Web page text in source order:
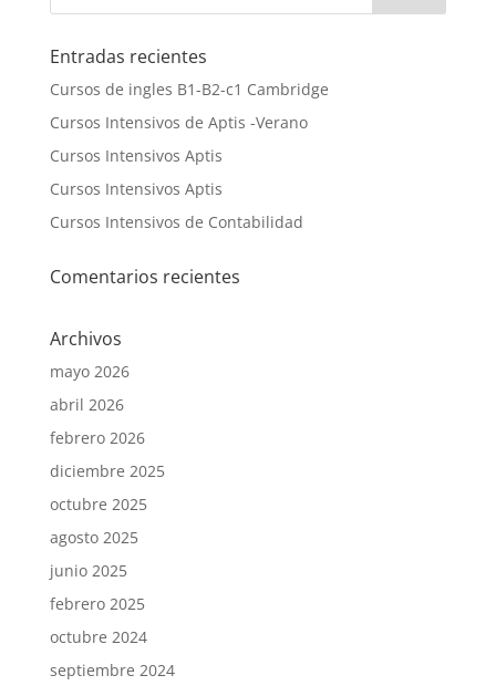
Entradas recientes
Cursos de ingles B1-B2-c1 Cambridge
Cursos Intensivos de Aptis -Verano
Cursos Intensivos Aptis
Cursos Intensivos Aptis
Cursos Intensivos de Contabilidad
Comentarios recientes
Archivos
mayo 2026
abril 2026
febrero 2026
diciembre 2025
octubre 2025
agosto 2025
junio 2025
febrero 2025
octubre 2024
septiembre 2024